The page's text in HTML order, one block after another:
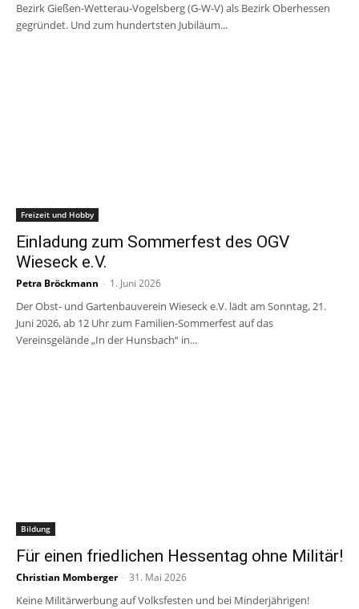
Bezirk Gießen-Wetterau-Vogelsberg (G-W-V) als Bezirk Oberhessen
gegründet. Und zum hundertsten Jubiläum...
Freizeit und Hobby
Einladung zum Sommerfest des OGV
Wieseck e.V.
Petra Bröckmann - 1. Juni 2026
Der Obst- und Gartenbauverein Wieseck e.V. lädt am Sonntag, 21.
Juni 2026, ab 12 Uhr zum Familien-Sommerfest auf das
Vereinsgelände „In der Hunsbach“ in...
Bildung
Für einen friedlichen Hessentag ohne Militär!
Christian Momberger - 31. Mai 2026
Keine Militärwerbung auf Volksfesten und bei Minderjährigen!